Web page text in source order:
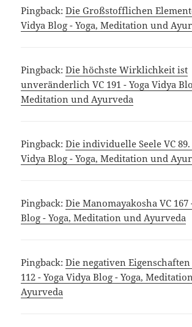
Pingback:Die Großstofflichen
Vidya Blog - Yoga, Meditation und
Pingback:Die höchste Wirklichkeit ist
unveränderlich VC 191 - Yoga Vidya
Meditation und Ayurveda
Pingback:Die individuelle Seele VC 89.
Vidya Blog - Yoga, Meditation und
Pingback:Die Manomayakosha VC 167
Blog - Yoga, Meditation und Ayurveda
Pingback:Die negativen Eigenschaften
112 - Yoga Vidya Blog - Yoga,
Ayurveda